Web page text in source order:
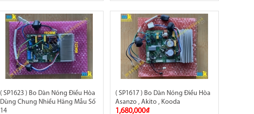
( SP1623 ) Bo Dàn Nóng Điều Hòa
Dùng Chung Nhiều Hãng Mẫu Số
14
( SP1617 ) Bo Dàn Nóng Điều Hòa
Asanzo , Akito , Kooda
1,680,000₫